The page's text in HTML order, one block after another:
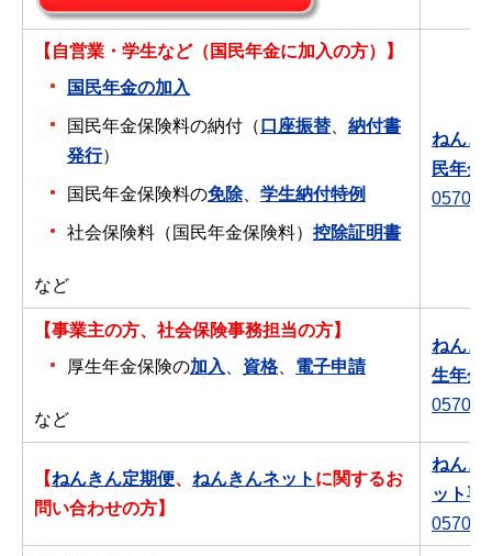
【自営業・学生など（国民年金に加入の方）】
国民年金の加入
国民年金保険料の納付（ 口座振替
納付書
発行）
国民年金保険料の免除、 学生納付特例
社会保険料（国民年金保険料） 控除証明書
など
ねんき
民年金
0570-
【事業主の方、社会保険事務担当の方】
厚生年金保険の加入 資格、 電子申請
など
ねんき
生年金
0570-
【ねんきん定期便、 ねんきんネット に関するお
問い合わせの方】
ねんき
ット専
0570-